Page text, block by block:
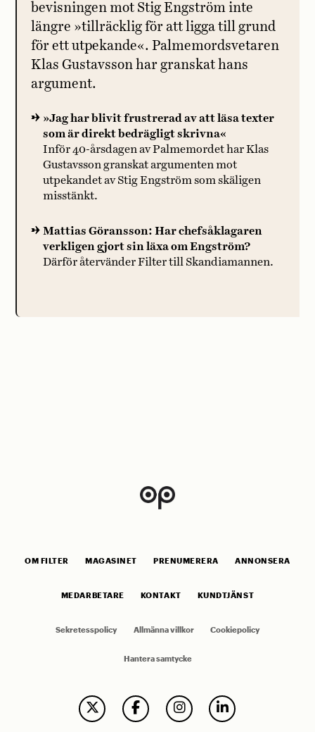
bevisningen mot Stig Engström inte
längre »tillräcklig för att ligga till grund
för ett utpekande«. Palmemordsvetaren
Klas Gustavsson har granskat hans
argument.
»Jag har blivit frustrerad av att läsa texter
som är direkt bedrägligt skrivna«
Inför 40-årsdagen av Palmemordet har Klas
Gustavsson granskat argumenten mot
utpekandet av Stig Engström som skäligen
misstänkt.
Mattias Göransson: Har chefsåklagaren
verkligen gjort sin läxa om Engström?
Därför återvänder Filter till Skandiamannen.
OM FILTER MAGASINET PRENUMERERA ANNONSERA
MEDARBETARE KONTAKT KUNDTJÄNST
Sekretesspolicy Allmänna villkor Cookiepolicy
Hantera samtycke